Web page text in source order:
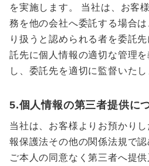
を実施します。 当社は、お客
務を他の会社へ委託する場合
り扱うと認められる者を委託
託先に個人情報の適切な管理
し、委託先を適切に監督いたし
5.個人情報の第三者提供に
当社は、お客様よりお預かり
報保護法その他の関係法規で認
ご本人の同意なく第三者へ提